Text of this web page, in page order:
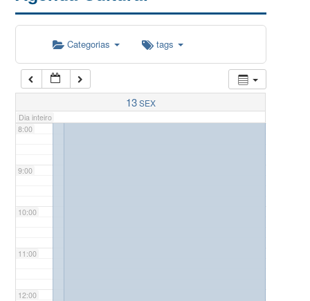
Categorias tags
13SEX
Dia inteiro
5:00
7:00
8:00
9:00
10:00
11:00
12:00